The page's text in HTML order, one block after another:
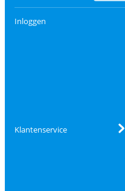
Inloggen
Klantenservice